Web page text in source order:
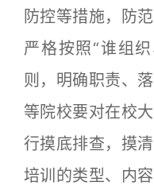
防控等措施，防
严格按照“谁组
则，明确职责、
等院校要对在校
行摸底排查，摸
培训的类型、内